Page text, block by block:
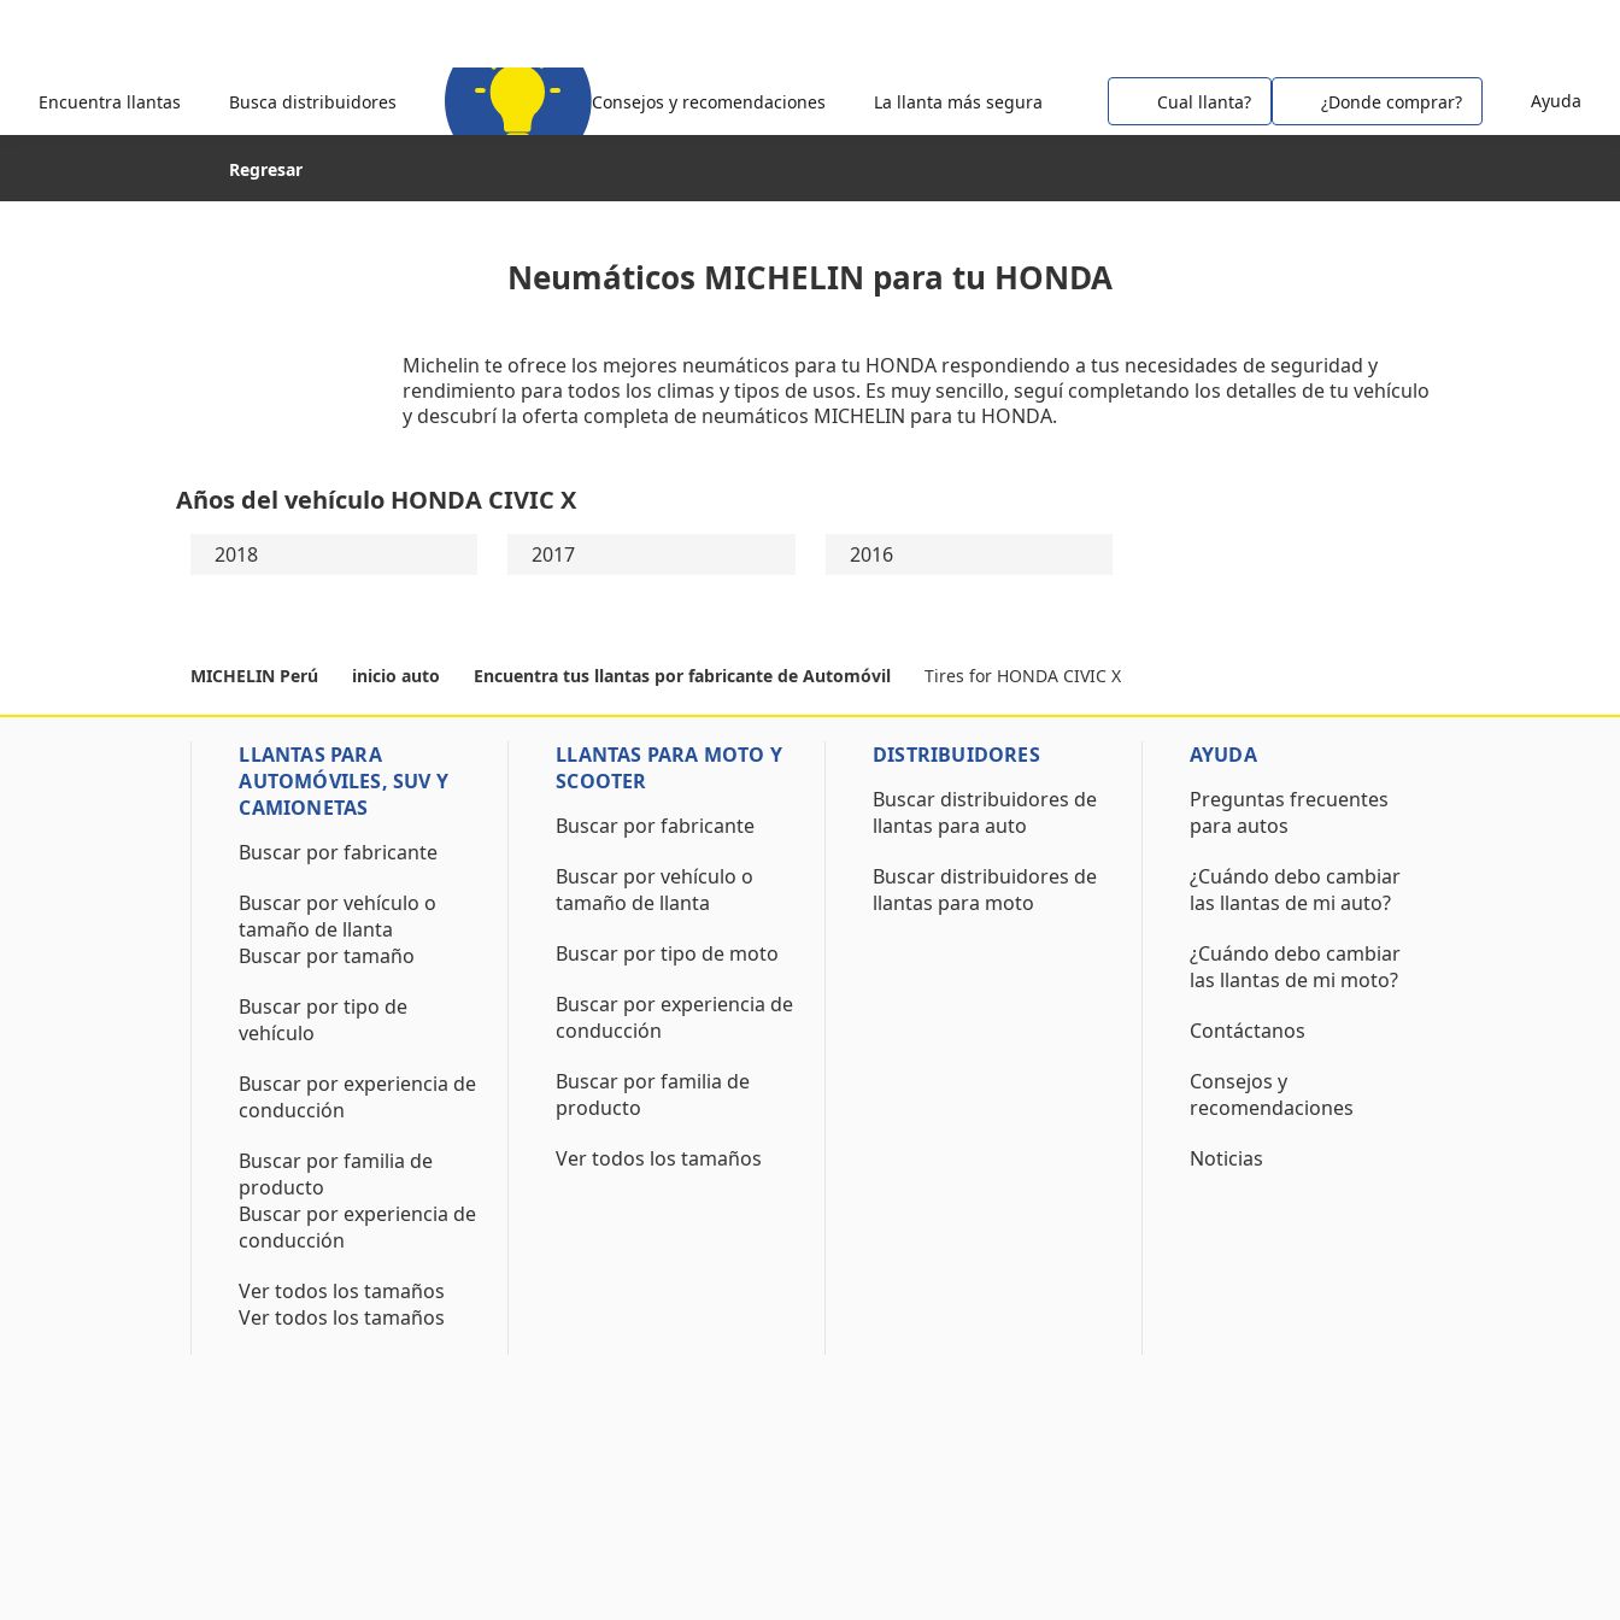
Ayuda
Encuentra llantas Busca distribuidores Consejos y recomendaciones La llanta más segura Cual llanta? ¿Donde comprar?
Regresar
Neumáticos MICHELIN para tu HONDA
Michelin te ofrece los mejores neumáticos para tu HONDA respondiendo a tus necesidades de seguridad y
rendimiento para todos los climas y tipos de usos. Es muy sencillo, seguí completando los detalles de tu vehículo
y descubrí la oferta completa de neumáticos MICHELIN para tu HONDA.
Años del vehículo HONDA CIVIC X
2018 2017 2016
MICHELIN Perú inicio auto Encuentra tus llantas por fabricante de Automóvil Tires for HONDA CIVIC X
LLANTAS PARA
AUTOMÓVILES, SUV Y
CAMIONETAS
Buscar por fabricante
Buscar por vehículo o
tamaño de llanta
Buscar por tamaño
Buscar por tipo de
vehículo
Buscar por experiencia de
conducción
Buscar por familia de
producto
Buscar por experiencia de
conducción
Ver todos los tamaños
Ver todos los tamaños
LLANTAS PARA MOTO Y
SCOOTER
Buscar por fabricante
Buscar por vehículo o
tamaño de llanta
Buscar por tipo de moto
Buscar por experiencia de
conducción
Buscar por familia de
producto
Ver todos los tamaños
DISTRIBUIDORES
Buscar distribuidores de
llantas para auto
Buscar distribuidores de
llantas para moto
AYUDA
Preguntas frecuentes
para autos
¿Cuándo debo cambiar
las llantas de mi auto?
¿Cuándo debo cambiar
las llantas de mi moto?
Contáctanos
Consejos y
recomendaciones
Noticias